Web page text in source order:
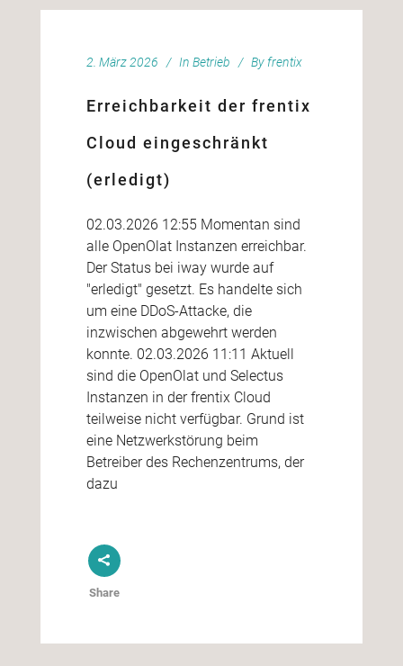
2. März 2026 In Betrieb By frentix
Erreichbarkeit der frentix
Cloud eingeschränkt
(erledigt)
02.03.2026 12:55 Momentan sind
alle OpenOlat Instanzen erreichbar.
Der Status bei iway wurde auf
"erledigt" gesetzt. Es handelte sich
um eine DDoS-Attacke, die
inzwischen abgewehrt werden
konnte. 02.03.2026 11:11 Aktuell
sind die OpenOlat und Selectus
Instanzen in der frentix Cloud
teilweise nicht verfügbar. Grund ist
eine Netzwerkstörung beim
Betreiber des Rechenzentrums, der
dazu
Share